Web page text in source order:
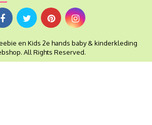
en Kids 2e hands baby & kinderkleding
All Rights Reserved.